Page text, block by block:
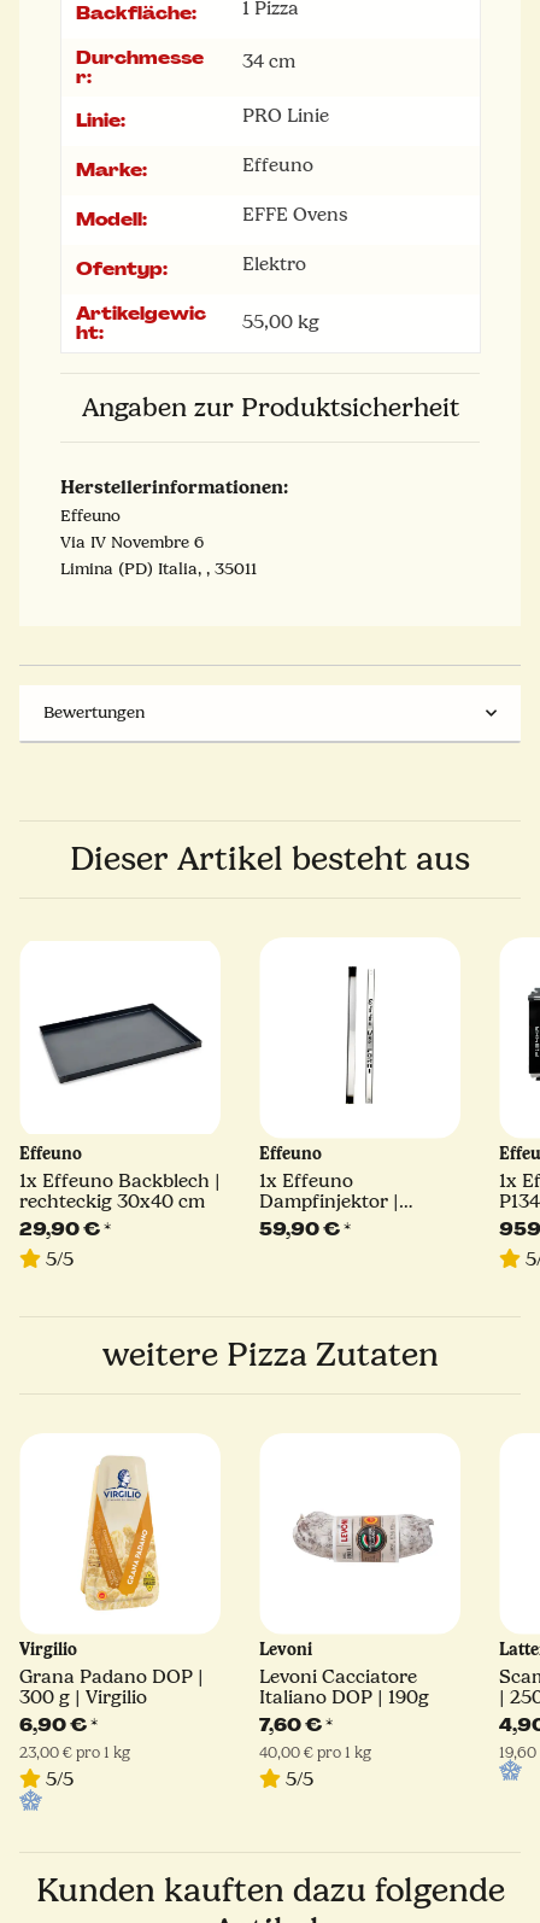
Backfläche: 1 Pizza
Durchmesse
r:
34 cm
Linie: PRO Linie
Marke: Effeuno
Modell: EFFE Ovens
Ofentyp: Elektro
Artikelgewic
ht:
55,00 kg
Angaben zur Produktsicherheit
Herstellerinformationen:
Effeuno
Via IV Novembre 6
Limina (PD) Italia, , 35011
Bewertungen
Dieser Artikel besteht aus
Effeuno
1x Effeuno Backblech |
rechteckig 30x40 cm
29,90 €*
5/5
Effeuno
1x Effeuno
Dampfinjektor |
Steamer für
Elektroofen
59,90 €*
1x
kW
weitere Pizza Zutaten
Virgilio
Grana Padano DOP |
300 g | Virgilio
6,90 €*
23,00 € pro 1 kg
5/5
Levoni
Levoni Cacciatore
Italiano DOP | 190g
7,60 €*
40,00 € pro 1 kg
5/5
|
Kunden kauften dazu folgende